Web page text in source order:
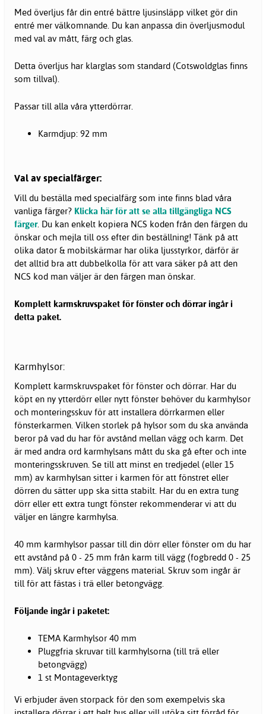
Med överljus får din entré bättre ljusinsläpp vilket gör din
entré mer välkomnande. Du kan anpassa din överljusmodul
med val av mått, färg och glas.
Detta överljus har klarglas som standard (Cotswoldglas finns
som tillval).
Passar till alla våra ytterdörrar.
Karmdjup: 92 mm
Val av specialfärger:
Vill du beställa med specialfärg som inte finns blad våra
vanliga färger? Klicka här för att se alla tillgängliga NCS
färger. Du kan enkelt kopiera NCS koden från den färgen du
önskar och mejla till oss efter din beställning! Tänk på att
olika dator & mobilskärmar har olika ljusstyrkor, därför är
det alltid bra att dubbelkolla för att vara säker på att den
NCS kod man väljer är den färgen man önskar.
Komplett karmskruvspaket för fönster och dörrar ingår i
detta paket.
Karmhylsor:
Komplett karmskruvspaket för fönster och dörrar. Har du
köpt en ny ytterdörr eller nytt fönster behöver du karmhylsor
och monteringsskuv för att installera dörrkarmen eller
fönsterkarmen. Vilken storlek på hylsor som du ska använda
beror på vad du har för avstånd mellan vägg och karm. Det
är med andra ord karmhylsans mått du ska gå efter och inte
monteringsskruven. Se till att minst en tredjedel (eller 15
mm) av karmhylsan sitter i karmen för att fönstret eller
dörren du sätter upp ska sitta stabilt. Har du en extra tung
dörr eller ett extra tungt fönster rekommenderar vi att du
väljer en längre karmhylsa.
40 mm karmhylsor passar till din dörr eller fönster om du har
ett avstånd på 0 - 25 mm från karm till vägg (fogbredd 0 - 25
mm). Välj skruv efter väggens material. Skruv som ingår är
till för att fästas i trä eller betongvägg.
Följande ingår i paketet:
TEMA Karmhylsor 40 mm
Pluggfria skruvar till karmhylsorna (till trä eller
betongvägg)
1 st Montageverktyg
Vi erbjuder även storpack för den som exempelvis ska